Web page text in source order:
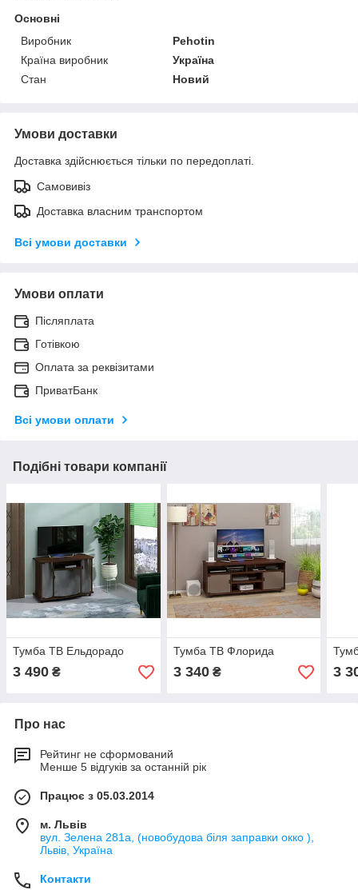
Основні
Виробник
Pehotin
Країна виробник
Україна
Стан
Новий
Умови доставки
Доставка здійснюється тільки по передоплаті.
Самовивіз
Доставка власним транспортом
Всі умови доставки
Умови оплати
Післяплата
Готівкою
Оплата за реквізитами
ПриватБанк
Всі умови оплати
Подібні товари компанії
Тумба ТВ Ельдорадо
3 490 ₴
Тумба ТВ Флорида
3 340₴ 3
Про нас
Рейтинг не сформований
Менше 5 відгуків за останній рік
Працює з 05.03.2014
м. Львів
вул. Зелена 281а, (новобудова біля заправки окко ),
Львів, Україна
Контакти